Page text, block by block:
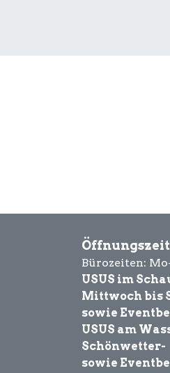
Bürozeiten:
USUS im
Mittwoch bis
sowie
USUS am
Schönwetter-
sowie